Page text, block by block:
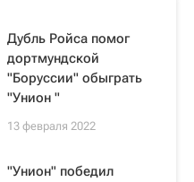
Дубль Ройса помог
дортмундской
"Боруссии" обыграть
"Унион "
13 февраля 2022
"Унион" победил